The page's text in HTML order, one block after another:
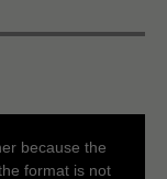
because the
format is not